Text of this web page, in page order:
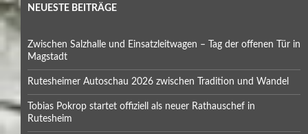
NEUESTE BEITRÄGE
Zwischen Salzhalle und Einsatzleitwagen – Tag der offenen Tür in
Magstadt
Rutesheimer Autoschau 2026 zwischen Tradition und Wandel
Tobias Pokrop startet offiziell als neuer Rathauschef in
Rutesheim